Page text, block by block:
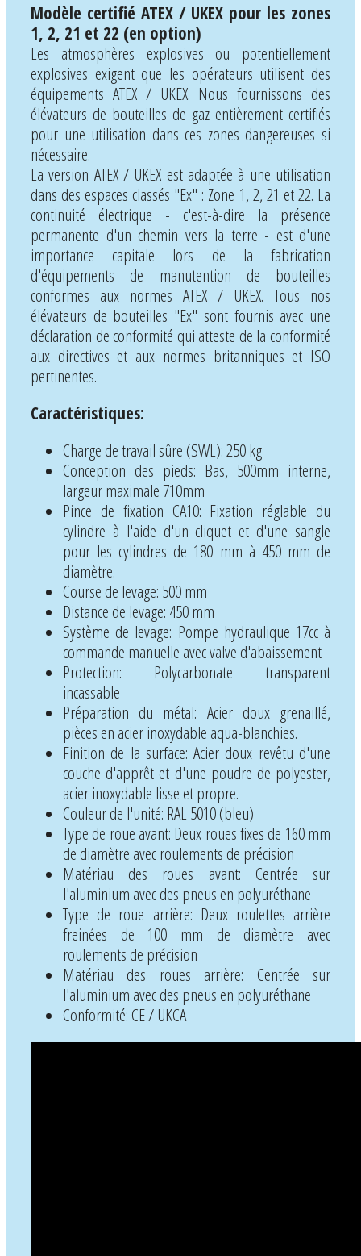
Modèle certifié ATEX / UKEX pour les zones
1, 2, 21 et 22 (en option)
Les atmosphères explosives ou potentiellement
explosives exigent que les opérateurs utilisent des
équipements ATEX / UKEX. Nous fournissons des
élévateurs de bouteilles de gaz entièrement certifiés
pour une utilisation dans ces zones dangereuses si
nécessaire.
La version ATEX / UKEX est adaptée à une utilisation
dans des espaces classés "Ex" : Zone 1, 2, 21 et 22. La
continuité électrique - c'est-à-dire la présence
permanente d'un chemin vers la terre - est d'une
importance capitale lors de la fabrication
d'équipements de manutention de bouteilles
conformes aux normes ATEX / UKEX. Tous nos
élévateurs de bouteilles "Ex" sont fournis avec une
déclaration de conformité qui atteste de la conformité
aux directives et aux normes britanniques et ISO
pertinentes.
Caractéristiques:
Charge de travail sûre (SWL): 250 kg
Conception des pieds: Bas, 500mm interne,
largeur maximale 710mm
Pince de fixation CA10: Fixation réglable du
cylindre à l'aide d'un cliquet et d'une sangle
pour les cylindres de 180 mm à 450 mm de
diamètre.
Course de levage: 500 mm
Distance de levage: 450 mm
Système de levage: Pompe hydraulique 17cc à
commande manuelle avec valve d'abaissement
Protection: Polycarbonate transparent
incassable
Préparation du métal: Acier doux grenaillé,
pièces en acier inoxydable aqua-blanchies.
Finition de la surface: Acier doux revêtu d'une
couche d'apprêt et d'une poudre de polyester,
acier inoxydable lisse et propre.
Couleur de l'unité: RAL 5010 (bleu)
Type de roue avant: Deux roues fixes de 160 mm
de diamètre avec roulements de précision
Matériau des roues avant: Centrée sur
l'aluminium avec des pneus en polyuréthane
Type de roue arrière: Deux roulettes arrière
freinées de 100 mm de diamètre avec
roulements de précision
Matériau des roues arrière: Centrée sur
l'aluminium avec des pneus en polyuréthane
Conformité: CE / UKCA